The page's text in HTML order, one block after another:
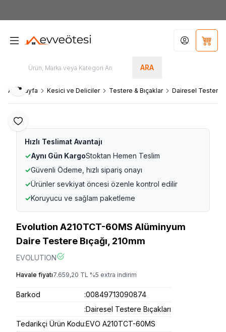
ARA
Hesabım
Ana Sayfa Kesici ve Deliciler Testere & Bıçaklar Dairesel Testere
Favoriye Ekle
Paylaş
Hızlı Teslimat Avantajı
✓Aynı Gün KargoStoktan Hemen Teslim
✓Güvenli Ödeme, hızlı sipariş onayı
✓Ürünler sevkiyat öncesi özenle kontrol edilir
✓Koruyucu ve sağlam paketleme
Evolution A210TCT-60MS Alüminyum
Daire Testere Bıçağı, 210mm
EVOLUTION
Havale fiyatı7.659,20 TL %5 extra indirim
Barkod :00849713090874
:Dairesel Testere Bıçakları
Tedarikçi Ürün Kodu:EVO A210TCT-60MS